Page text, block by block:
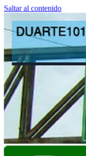
Saltar al contenido